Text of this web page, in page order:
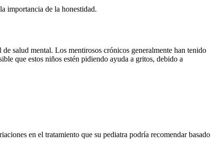
importancia de la honestidad.
salud mental. Los mentirosos crónicos generalmente han tenido
que estos niños estén pidiendo ayuda a gritos, debido a
en el tratamiento que su pediatra podría recomendar basado